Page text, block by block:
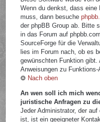
Wenn du denkst, dass eine
muss, dann besuche
der phpBB Group ab. Bitte
in das Forum auf
SourceForge für die
lies im Forum nach, ob es
gewünschten Funktion
Anweisungen zu Funktions-
Nach oben
An wen soll ich mich
juristische Anfragen zu
Jeder Administrator, der auf
ist, ist ein geeigneter